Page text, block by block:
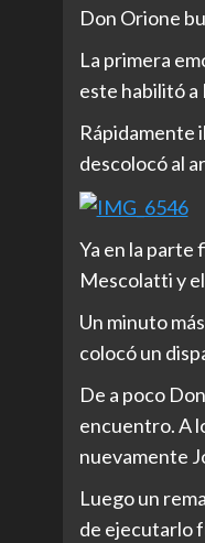
Don Orione
La primera
este habilitó a
Rápidamente
descolocó al
Ya en la parte
Mescolatti y
Un minuto
colocó un
De a poco
encuentro. A
nuevamente
Luego un
de ejecutarlo